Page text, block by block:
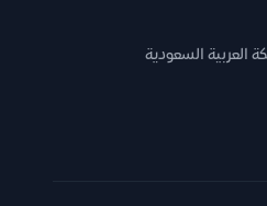
العربية السعودية